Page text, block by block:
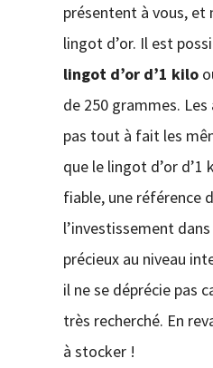
présentent à vous,
lingot d’or. Il est
lingot d’or d’1 kilo
de 250 grammes.
pas tout à fait les
que le lingot d’or
fiable, une référence
l’investissement
précieux au niveau
il ne se déprécie pas
très recherché. En
à stocker !